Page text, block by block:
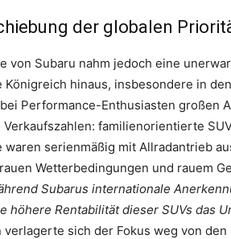
der globalen
von Subaru nahm jedoch eine
Königreich hinaus, insbesondere in
Performance-Enthusiasten großen
familienorientierte
waren serienmäßig mit Allradantrieb
Wetterbedingungen und rauem
Subarus internationale
höhere Rentabilität dieser SUVs das
verlagerte sich der Fokus weg von